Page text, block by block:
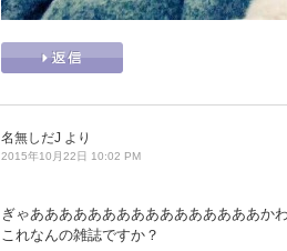
名無しだJ より
2015年10月22日 10:02 PM
ぎゃああああああああああああああああか
これなんの雑誌ですか？